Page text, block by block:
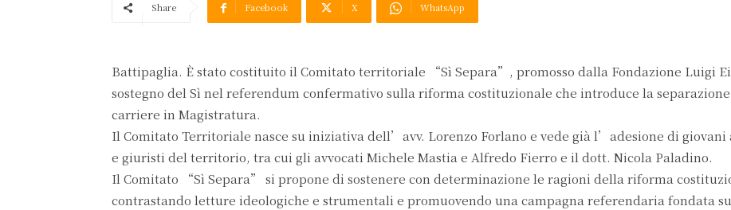
Share Facebook X WhatsApp
Battipaglia. È stato costituito il Comitato territoriale “Sì Separa”, promosso dalla Fondazione Luigi
sostegno del Sì nel referendum confermativo sulla riforma costituzionale che introduce la
carriere in Magistratura.
Il Comitato Territoriale nasce su iniziativa dell’avv. Lorenzo Forlano e vede già l’adesione di giovani
e giuristi del territorio, tra cui gli avvocati Michele Mastia e Alfredo Fierro e il dott. Nicola Paladino.
Il Comitato “Sì Separa” si propone di sostenere con determinazione le ragioni della riforma
contrastando letture ideologiche e strumentali e promuovendo una campagna referendaria fondata